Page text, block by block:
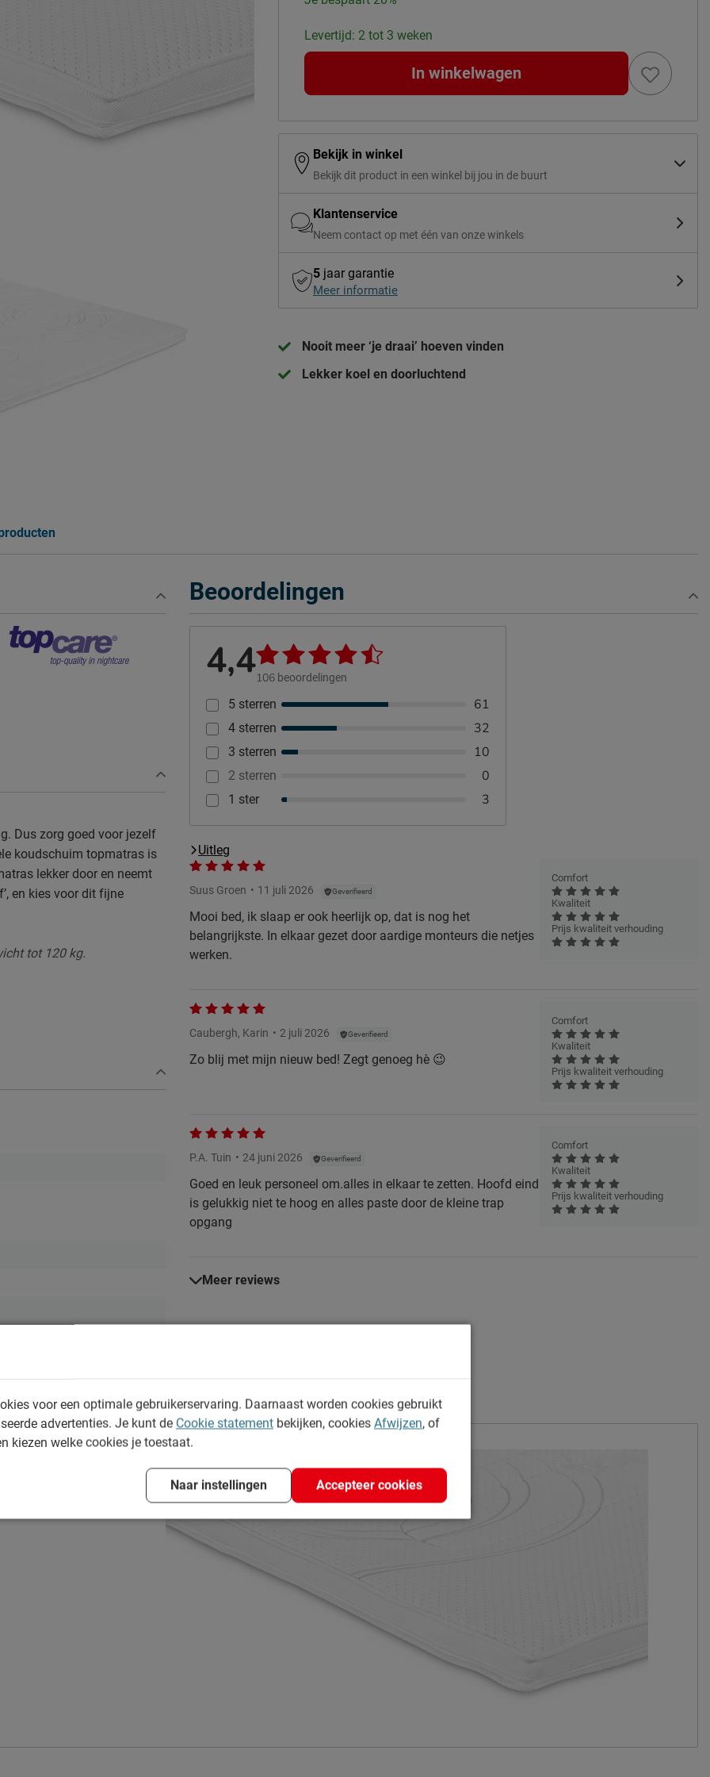
Levertijd: 2 tot 3 weken
In winkelwagen
Bekijk in winkel
Bekijk dit product in een winkel bij jou in de buurt
Klantenservice
Neem contact op met één van onze winkels
5 jaar garantie
Meer informatie
Nooit meer ‘je draai’ hoeven vinden
Lekker koel en doorluchtend
Beoordelingen
4,4106 beoordelingen
5 sterren 61
4 sterren 32
3 sterren 10
2 sterren 0
1 ster 3
Uitleg
Suus Groen 11 juli 2026 Geverifieerd
Mooi bed, ik slaap er ook heerlijk op, dat is nog het
belangrijkste. In elkaar gezet door aardige monteurs die netjes
werken.
Comfort
Kwaliteit
Prijs kwaliteit verhouding
Caubergh, Karin 2 juli 2026 Geverifieerd
Zo blij met mijn nieuw bed! Zegt genoeg hè 😉
Comfort
Kwaliteit
Prijs kwaliteit verhouding
P.A. Tuin 24 juni 2026 Geverifieerd
Goed en leuk personeel om.alles in elkaar te zetten. Hoofd eind
is gelukkig niet te hoog en alles paste door de kleine trap
opgang
Comfort
Kwaliteit
Prijs kwaliteit verhouding
Meer reviews
Dus zorg goed voor jezelf
koudschuim topmatras is
lekker door en neemt
en kies voor dit fijne
tot 120 kg.
voor een optimale gebruikerservaring. Daarnaast worden cookies gebruikt
advertenties. Je kunt de Cookie statement bekijken, cookies Afwijzen, of
kiezen welke cookies je toestaat.
Naar instellingen Accepteer cookies